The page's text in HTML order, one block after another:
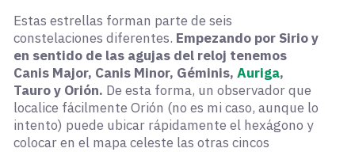
Estas estrellas forman parte de seis
constelaciones diferentes. Empezando por Sirio y
en sentido de las agujas del reloj tenemos
Canis Major, Canis Minor, Géminis, Auriga,
Tauro y Orión. De esta forma, un observador que
localice fácilmente Orión (no es mi caso, aunque lo
intento) puede ubicar rápidamente el hexágono y
colocar en el mapa celeste las otras cincos